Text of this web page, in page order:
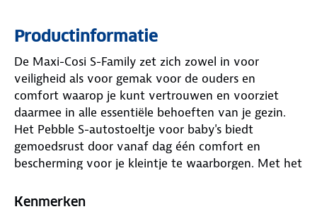
Productinformatie
De Maxi-Cosi S-Family zet zich zowel in voor
veiligheid als voor gemak voor de ouders en
comfort waarop je kunt vertrouwen en voorziet
daarmee in alle essentiële behoeften van je gezin.
Het Pebble S-autostoeltje voor baby's biedt
gemoedsrust door vanaf dag één comfort en
bescherming voor je kleintje te waarborgen. Met het
leeftijd van vier jaar van een knusse en veilige reis.
Kenmerken